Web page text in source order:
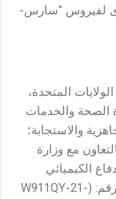
لفيروس "سارس-
المتحدة،
الصحة والخدمات
والاستجابة؛
مع وزارة
الكيميائي
والبيولوجي والإشعاعي والنووي، بموجب العقد رقم: (W911QY-21-